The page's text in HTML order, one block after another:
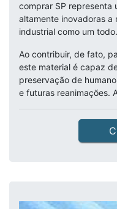
comprar SP representa
altamente inovadoras a
industrial como um todo.
Ao contribuir, de fato,
este material é capaz
preservação de
e futuras reanimações.